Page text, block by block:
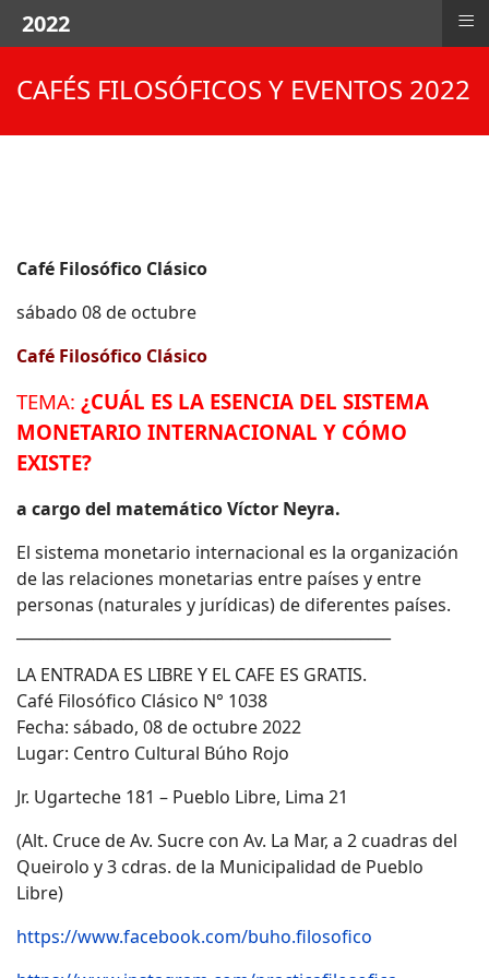
CAFÉS FILOSÓFICOS Y EVENTOS 2022
Café Filosófico Clásico
sábado 08 de octubre
Café Filosófico Clásico
TEMA: ¿CUÁL ES LA ESENCIA DEL SISTEMA
MONETARIO INTERNACIONAL Y CÓMO
EXISTE?
a cargo del matemático Víctor Neyra.
El sistema monetario internacional es la organización
de las relaciones monetarias entre países y entre
personas (naturales y jurídicas) de diferentes países.
LA ENTRADA ES LIBRE Y EL CAFE ES GRATIS.
Café Filosófico Clásico N° 1038
Fecha: sábado, 08 de octubre 2022
Lugar: Centro Cultural Búho Rojo
Jr. Ugarteche 181 – Pueblo Libre, Lima 21
(Alt. Cruce de Av. Sucre con Av. La Mar, a 2 cuadras del
Queirolo y 3 cdras. de la Municipalidad de Pueblo
Libre)
https://www.facebook.com/buho.filosofico
2022 ≡